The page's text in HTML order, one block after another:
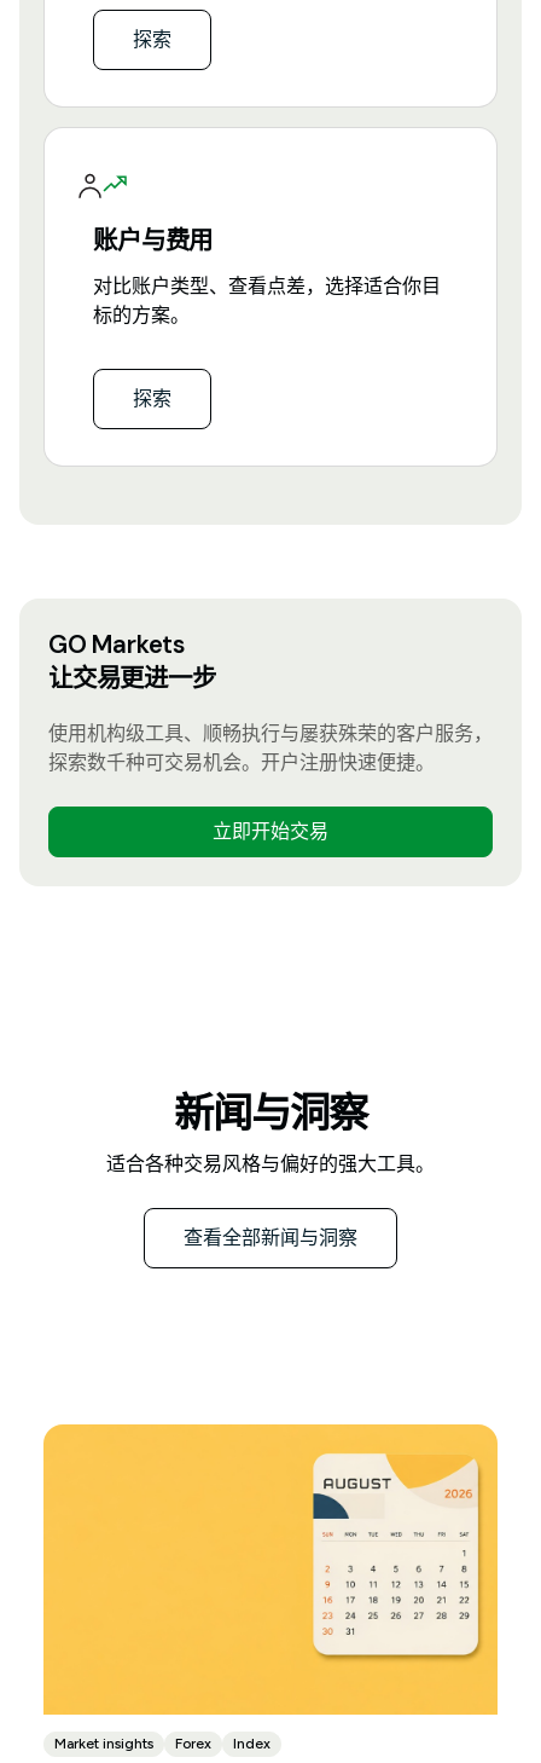
探索
账户与费用
对比账户类型、查看点差，选择适合你目
标的方案。
探索
GO Markets
让交易更进一步
使用机构级工具、顺畅执行与屡获殊荣的客户服务，
探索数千种可交易机会。开户注册快速便捷。
立即开始交易
新闻与洞察
适合各种交易风格与偏好的强大工具。
查看全部新闻与洞察
Market insights Forex Index